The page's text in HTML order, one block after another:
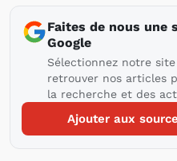
Faites de nous une
Google
Sélectionnez notre
retrouver nos articles
la recherche et des
Ajouter aux